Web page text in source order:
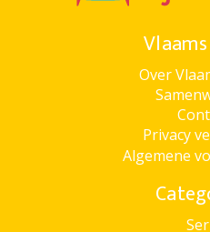
Over
Privacy
Algemene